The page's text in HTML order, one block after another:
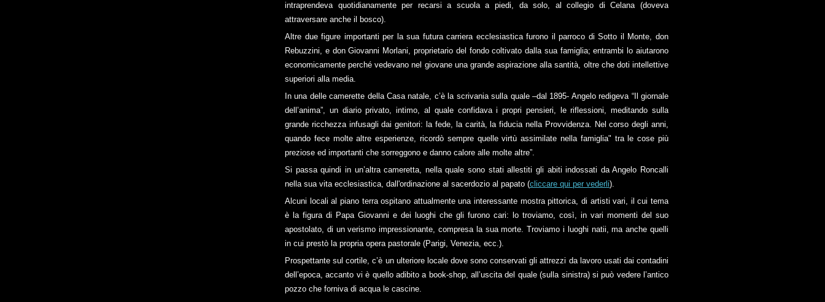
intraprendeva quotidianamente per recarsi a scuola a piedi, da solo, al collegio di Celana (doveva
attraversare anche il bosco).
Altre due figure importanti per la sua futura carriera ecclesiastica furono il parroco di Sotto il Monte, don
Rebuzzini, e don Giovanni Morlani, proprietario del fondo coltivato dalla sua famiglia; entrambi lo aiutarono
economicamente perché vedevano nel giovane una grande aspirazione alla santità, oltre che doti intellettive
superiori alla media.
In una delle camerette della Casa natale, c’è la scrivania sulla quale –dal 1895- Angelo redigeva “Il giornale
dell’anima”, un diario privato, intimo, al quale confidava i propri pensieri, le riflessioni, meditando sulla
grande ricchezza infusagli dai genitori: la fede, la carità, la fiducia nella Provvidenza. Nel corso degli anni,
quando fece molte altre esperienze, ricordò sempre quelle virtù assimilate nella famiglia" tra le cose più
preziose ed importanti che sorreggono e danno calore alle molte altre”.
Si passa quindi in un’altra cameretta, nella quale sono stati allestiti gli abiti indossati da Angelo Roncalli
nella sua vita ecclesiastica, dall'ordinazione al sacerdozio al papato (cliccare qui per vederli).
Alcuni locali al piano terra ospitano attualmente una interessante mostra pittorica, di artisti vari, il cui tema
è la figura di Papa Giovanni e dei luoghi che gli furono cari: lo troviamo, così, in vari momenti del suo
apostolato, di un verismo impressionante, compresa la sua morte. Troviamo i luoghi natii, ma anche quelli
in cui prestò la propria opera pastorale (Parigi, Venezia, ecc.).
Prospettante sul cortile, c’è un ulteriore locale dove sono conservati gli attrezzi da lavoro usati dai contadini
dell’epoca, accanto vi è quello adibito a book-shop, all’uscita del quale (sulla sinistra) si può vedere l’antico
pozzo che forniva di acqua le cascine.